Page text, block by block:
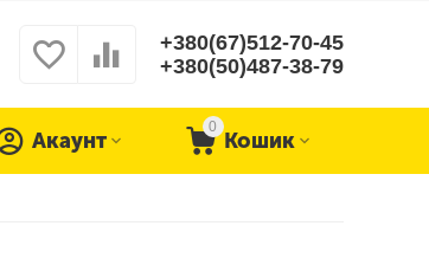
+380(67)512-70-45
+380(50)487-38-79
0
Кошик
Акаунт